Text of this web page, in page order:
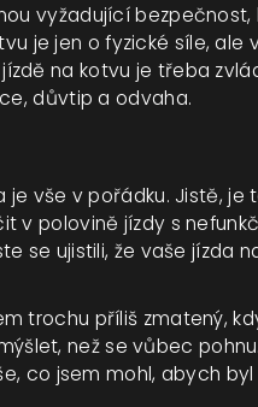
vyžadující bezpečnost,
je jen o fyzické síle, ale
na kotvu je třeba
důvtip a odvaha.
vše v pořádku. Jistě, je
v polovině jízdy s
se ujistili, že vaše jízda
trochu příliš zmatený,
než se vůbec
co jsem mohl, abych